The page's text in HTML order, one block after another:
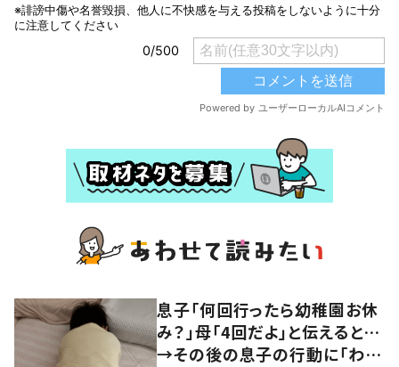
息子「何回行ったら幼稚園お休
み？」母「4回だよ」と伝えると…
→その後の息子の行動に「わか